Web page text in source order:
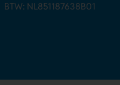
BTW: NL851187638B01